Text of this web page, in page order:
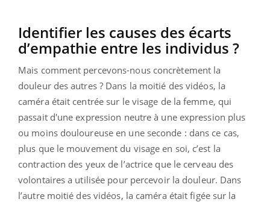
Identifier les causes des écarts
d’empathie entre les individus ?
Mais comment percevons-nous concrètement la
douleur des autres ? Dans la moitié des vidéos, la
caméra était centrée sur le visage de la femme, qui
passait d'une expression neutre à une expression plus
ou moins douloureuse en une seconde : dans ce cas,
plus que le mouvement du visage en soi, c’est la
contraction des yeux de l’actrice que le cerveau des
volontaires a utilisée pour percevoir la douleur. Dans
l’autre moitié des vidéos, la caméra était figée sur la